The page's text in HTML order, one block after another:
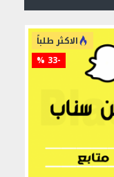
الاكثر طلباً
-33 %